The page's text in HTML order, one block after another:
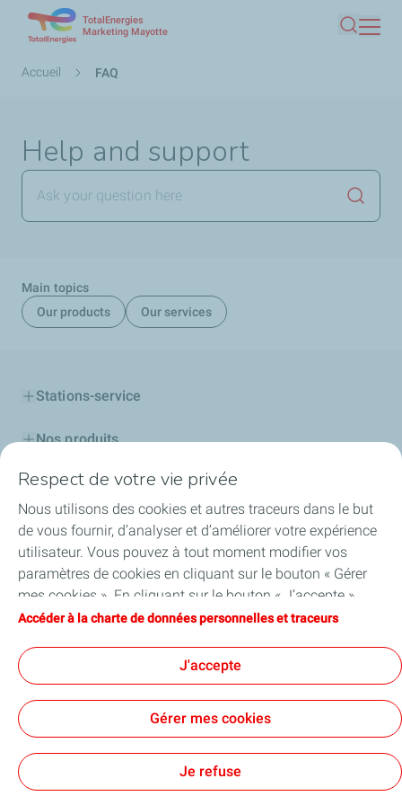
TotalEnergies
Marketing Mayotte
Fil
Accueil FAQ
Help and support
Main topics
Our products
Our services
Stations-service
Nos produits
Cartes TotalEnergies
Professionnels
Découvrir TotalEnergies
Challenge Startupper
Cookies et confidentialité
Tous nos sites
Respect de votre vie privée
Nous utilisons des cookies et autres traceurs dans le but
de vous fournir, d’analyser et d’améliorer votre expérience
utilisateur. Vous pouvez à tout moment modifier vos
paramètres de cookies en cliquant sur le bouton « Gérer
mes cookies ». En cliquant sur le bouton « J’accepte »,
vous acceptez le dépôt de l’ensemble des cookies. Dans le
techniques nécessaires au bon fonctionnement du site
seront utilisés. Pour plus d’informations, vous pouvez
consulter la page « Charte de données personnelles et
traceurs ».
Accéder à la charte de données personnelles et traceurs
J'accepte
Gérer mes cookies
Je refuse